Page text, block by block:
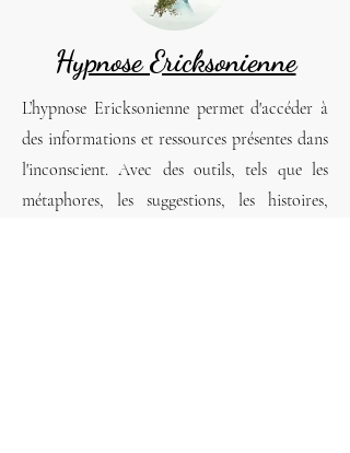
Hypnose Ericksonienne
L’hypnose Ericksonienne permet d'accéder à
des informations et ressources présentes dans
l'inconscient. Avec des outils, tels que les
métaphores, les suggestions, les histoires,